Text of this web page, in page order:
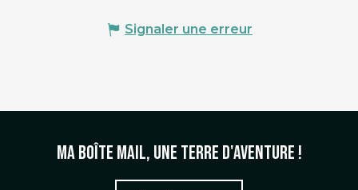
Signaler une erreur
Ma boîte mail, une terre d'aventure !